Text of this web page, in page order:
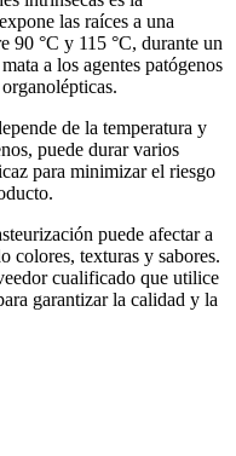
las raíces a una
90 °C y 115 °C, durante un
a los agentes patógenos
de la temperatura y
puede durar varios
para minimizar el riesgo
puede afectar a
colores, texturas y sabores.
cualificado que utilice
garantizar la calidad y la